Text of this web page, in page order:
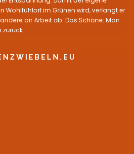
Wohlfühlort im Grünen wird, verlangt er
an Arbeit ab. Das Schöne: Man